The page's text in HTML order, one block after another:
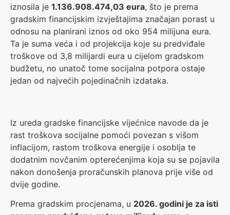
iznosila je 1.136.908.474,03 eura, što je prema
gradskim financijskim izvještajima značajan porast u
odnosu na planirani iznos od oko 954 milijuna eura.
Ta je suma veća i od projekcija koje su predviđale
troškove od 3,8 milijardi eura u cijelom gradskom
budžetu, no unatoč tome socijalna potpora ostaje
jedan od najvećih pojedinačnih izdataka.
Iz ureda gradske financijske vijećnice navode da je
rast troškova socijalne pomoći povezan s višom
inflacijom, rastom troškova energije i osoblja te
dodatnim novčanim opterećenjima koja su se pojavila
nakon donošenja proračunskih planova prije više od
dvije godine.
Prema gradskim procjenama, u 2026. godini je za isti